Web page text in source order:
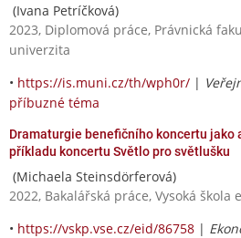
(Ivana Petríčková)
2023, Diplomová práce, Právnická
univerzita
• https://is.muni.cz/th/wph0r/ |
příbuzné téma
Dramaturgie benefičního koncertu jako
příkladu koncertu Světlo pro světlušku
(Michaela Steinsdörferová)
2022, Bakalářská práce, Vysoká škola
• https://vskp.vse.cz/eid/86758 |